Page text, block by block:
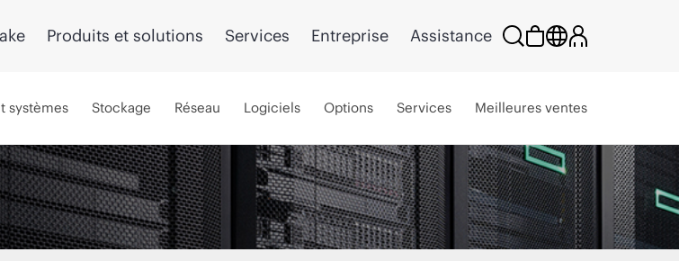
Produits et solutions Services Entreprise Assistance
systèmes Stockage Réseau Logiciels Options Services Meilleures ventes